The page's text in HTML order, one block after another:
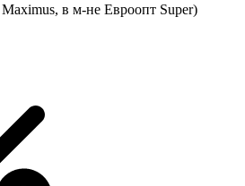
в м-не Евроопт Super)